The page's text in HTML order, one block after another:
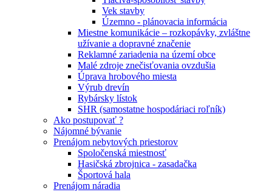
Vek stavby
Územno - plánovacia informácia
Miestne komunikácie – rozkopávky, zvláštne
užívanie a dopravné značenie
Reklamné zariadenia na území obce
Malé zdroje znečisťovania ovzdušia
Úprava hrobového miesta
Výrub drevín
Rybársky lístok
SHR (samostatne hospodáriaci roľník)
Ako postupovať ?
Nájomné bývanie
Prenájom nebytových priestorov
Spoločenská miestnosť
Hasičská zbrojnica - zasadačka
Športová hala
Prenájom náradia